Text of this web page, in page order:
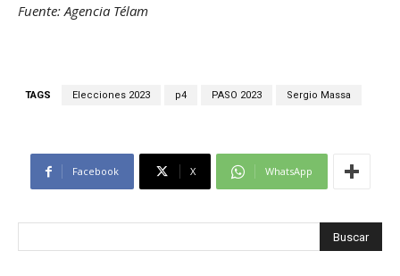
Fuente: Agencia Télam
TAGS Elecciones 2023 p4 PASO 2023 Sergio Massa
Facebook X WhatsApp